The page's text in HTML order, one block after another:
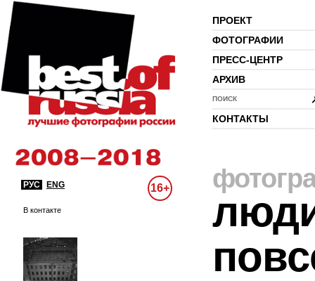
ПРОЕКТ
ФОТОГРАФИИ
ПРЕСС-ЦЕНТР
АРХИВ
ПОИСК
КОНТАКТЫ
РУС ENG 16+
В контакте